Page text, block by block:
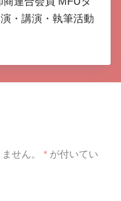
・講演・執筆活動
せん。 * が付いてい